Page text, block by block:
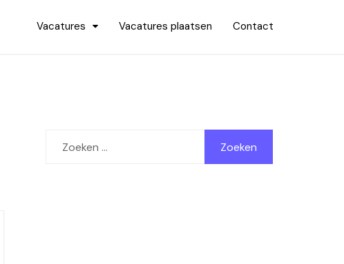
Vacatures Vacatures plaatsen Contact
naar: